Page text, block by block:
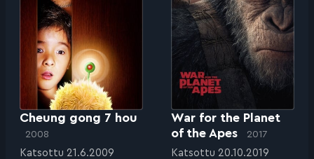
Cheung gong 7 hou
2008
Katsottu 21.6.2009
War for the Planet
of the Apes
2017
Katsottu 20.10.2019